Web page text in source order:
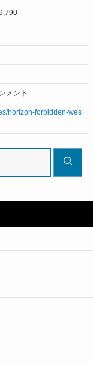
メント
horizon-forbidden-wes